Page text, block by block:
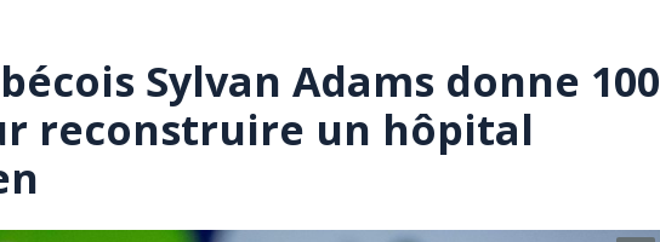
Sylvan Adams donne 100
reconstruire un hôpital